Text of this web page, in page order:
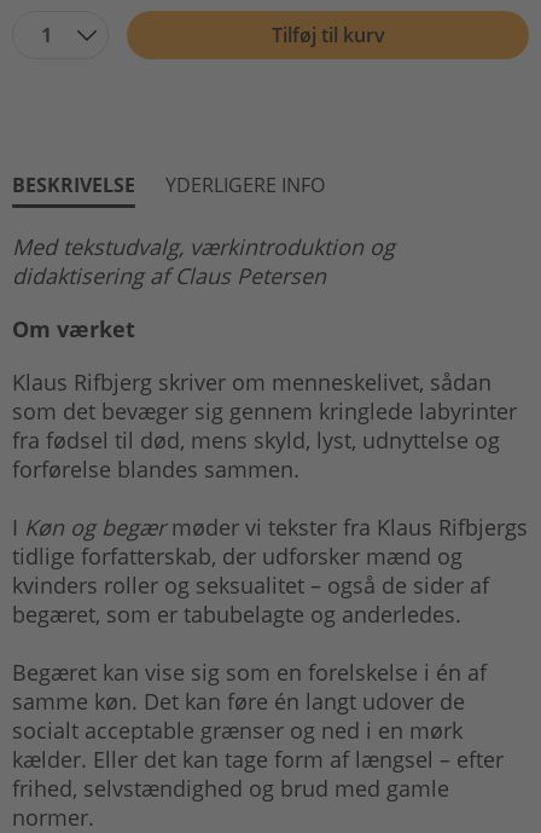
1 Tilføj til kurv
BESKRIVELSE YDERLIGERE INFO
Med tekstudvalg, værkintroduktion og
didaktisering af Claus Petersen
Om værket
Klaus Rifbjerg skriver om menneskelivet, sådan
som det bevæger sig gennem kringlede labyrinter
fra fødsel til død, mens skyld, lyst, udnyttelse og
forførelse blandes sammen.
I Køn og begærmøder vi tekster fra Klaus Rifbjergs
tidlige forfatterskab, der udforsker mænd og
kvinders roller og seksualitet – også de sider af
begæret, som er tabubelagte og anderledes.
Begæret kan vise sig som en forelskelse i én af
samme køn. Det kan føre én langt udover de
socialt acceptable grænser og ned i en mørk
kælder. Eller det kan tage form af længsel – efter
frihed, selvstændighed og brud med gamle
normer.